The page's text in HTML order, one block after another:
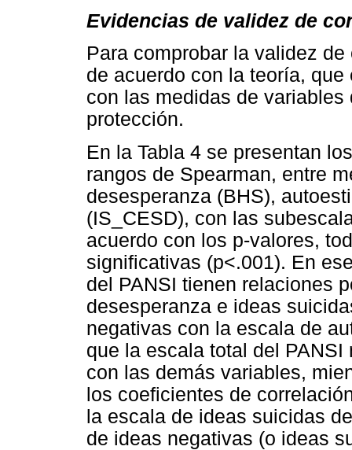
Evidencias de validez de
Para comprobar la validez
de acuerdo con la teoría,
con las medidas de
protección.
En la Tabla 4 se presentan
rangos de Spearman, entre
desesperanza (BHS),
(IS_CESD), con las
acuerdo con los p-valores,
significativas (p<.001). En
del PANSI tienen relaciones
desesperanza e ideas
negativas con la escala de
que la escala total del
con las demás variables,
los coeficientes de
la escala de ideas suicidas
de ideas negativas (o ideas